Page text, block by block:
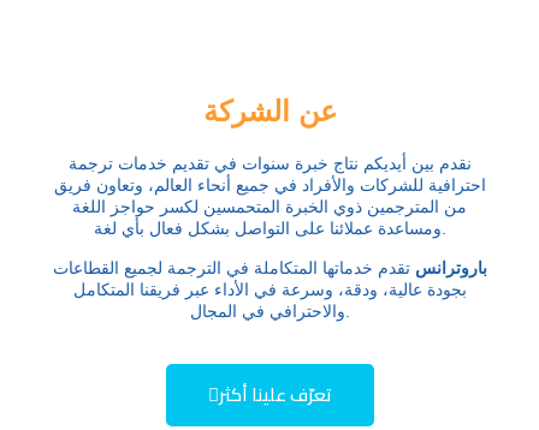
عن الشركة
نقدم بين أيديكم نتاج خبرة سنوات في تقديم خدمات ترجمة
احترافية للشركات والأفراد في جميع أنحاء العالم، وتعاون فريق
من المترجمين ذوي الخبرة المتحمسين لكسر حواجز اللغة
باروترانستقدم خدماتها المتكاملة في الترجمة لجميع القطاعات
بجودة عالية، ودقة، وسرعة في الأداء عبر فريقنا المتكامل
تعرّف علينا أكثر